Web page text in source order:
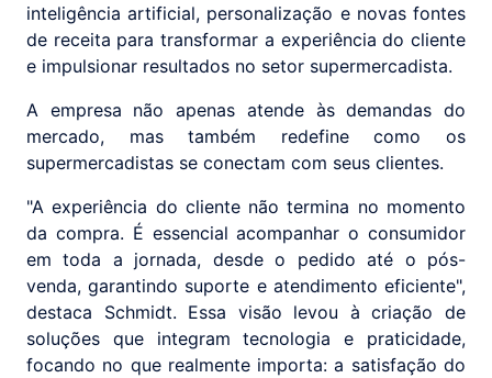
inteligência artificial, personalização e novas fontes
de receita para transformar a experiência do cliente
e impulsionar resultados no setor supermercadista.
A empresa não apenas atende às demandas do
mercado, mas também redefine como os
supermercadistas se conectam com seus clientes.
"A experiência do cliente não termina no momento
da compra. É essencial acompanhar o consumidor
em toda a jornada, desde o pedido até o pós-
venda, garantindo suporte e atendimento eficiente",
destaca Schmidt. Essa visão levou à criação de
soluções que integram tecnologia e praticidade,
focando no que realmente importa: a satisfação do